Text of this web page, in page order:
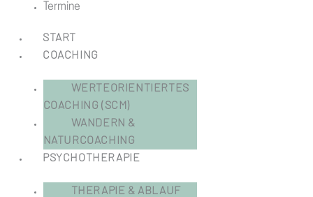
Termine
START
COACHING
WERTEORIENTIERTES
COACHING (SCM)
WANDERN &
NATURCOACHING
PSYCHOTHERAPIE
THERAPIE & ABLAUF